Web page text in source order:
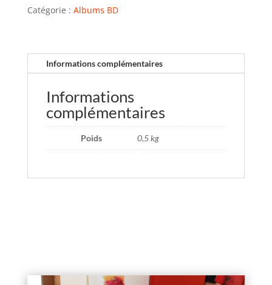
Catégorie : Albums BD
Informations complémentaires
Informations
complémentaires
Poids 0,5 kg